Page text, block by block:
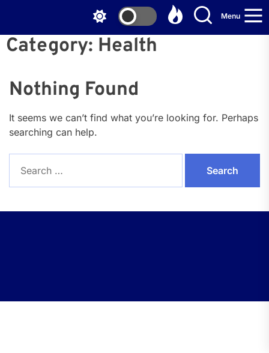
Menu
Category: Health
Nothing Found
It seems we can’t find what you’re looking for. Perhaps
searching can help.
for: